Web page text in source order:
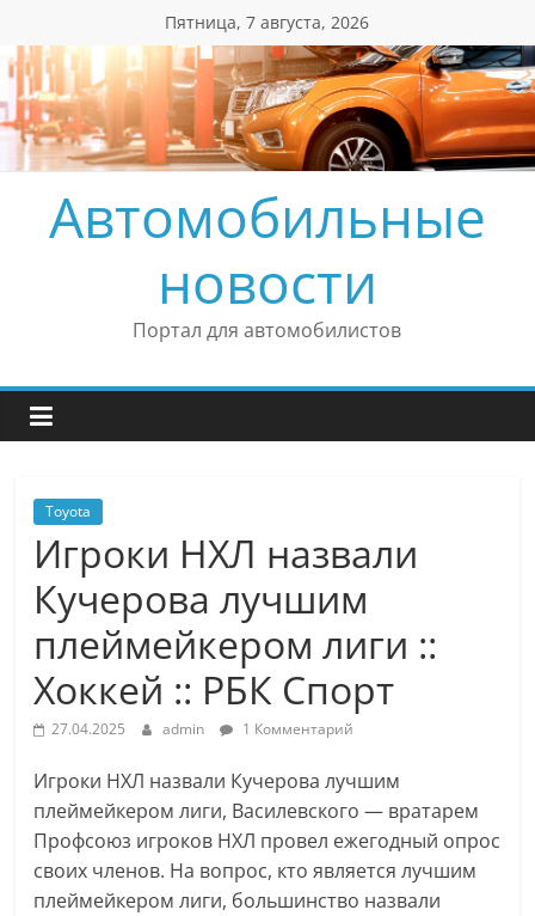
содержимому
Пятница, 7 августа, 2026
Автомобильные
новости
Портал для автомобилистов
Toyota
Игроки НХЛ назвали
Кучерова лучшим
плеймейкером лиги ::
Хоккей :: РБК Спорт
27.04.2025 admin 1 Комментарий
Игроки НХЛ назвали Кучерова лучшим
плеймейкером лиги, Василевского — вратарем
Профсоюз игроков НХЛ провел ежегодный опрос
своих членов. На вопрос, кто является лучшим
плеймейкером лиги, большинство назвали